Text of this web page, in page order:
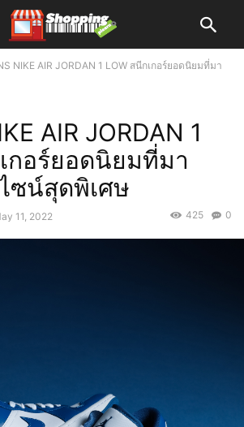
NIKE AIR JORDAN 1 LOW สนีกเกอร์ยอดนิยมที่มา
AIR JORDAN 1
กอร์ยอดนิยมที่มา
ซน์สุดพิเศษ
11, 2022 0
425